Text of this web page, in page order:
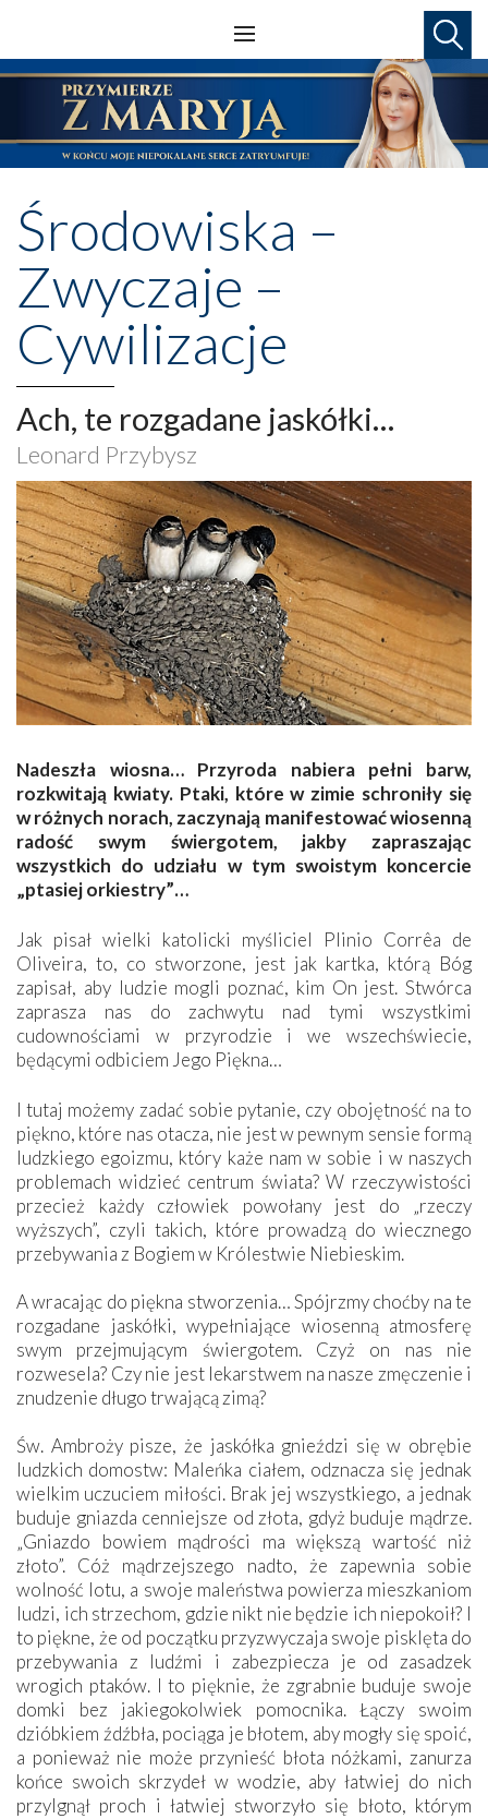
Środowiska –
Zwyczaje –
Cywilizacje
Ach, te rozgadane jaskółki…
Leonard Przybysz
Nadeszła wiosna… Przyroda nabiera pełni barw,
rozkwitają kwiaty. Ptaki, które w zimie schroniły się
w różnych norach, zaczynają manifestować wiosenną
radość swym świergotem, jakby zapraszając
wszystkich do udziału w tym swoistym koncercie
„ptasiej orkiestry”…
Jak pisał wielki katolicki myśliciel Plinio Corrêa de
Oliveira, to, co stworzone, jest jak kartka, którą Bóg
zapisał, aby ludzie mogli poznać, kim On jest. Stwórca
zaprasza nas do zachwytu nad tymi wszystkimi
cudownościami w przyrodzie i we wszechświecie,
będącymi odbiciem Jego Piękna…
I tutaj możemy zadać sobie pytanie, czy obojętność na to
piękno, które nas otacza, nie jest w pewnym sensie formą
ludzkiego egoizmu, który każe nam w sobie i w naszych
problemach widzieć centrum świata? W rzeczywistości
przecież każdy człowiek powołany jest do „rzeczy
wyższych”, czyli takich, które prowadzą do wiecznego
przebywania z Bogiem w Królestwie Niebieskim.
A wracając do piękna stworzenia… Spójrzmy choćby na te
rozgadane jaskółki, wypełniające wiosenną atmosferę
swym przejmującym świergotem. Czyż on nas nie
rozwesela? Czy nie jest lekarstwem na nasze zmęczenie i
znudzenie długo trwającą zimą?
Św. Ambroży pisze, że jaskółka gnieździ się w obrębie
ludzkich domostw: Maleńka ciałem, odznacza się jednak
wielkim uczuciem miłości. Brak jej wszystkiego, a jednak
buduje gniazda cenniejsze od złota, gdyż buduje mądrze.
„Gniazdo bowiem mądrości ma większą wartość niż
złoto”. Cóż mądrzejszego nadto, że zapewnia sobie
wolność lotu, a swoje maleństwa powierza mieszkaniom
ludzi, ich strzechom, gdzie nikt nie będzie ich niepokoił? I
to piękne, że od początku przyzwyczaja swoje pisklęta do
przebywania z ludźmi i zabezpiecza je od zasadzek
wrogich ptaków. I to pięknie, że zgrabnie buduje swoje
domki bez jakiegokolwiek pomocnika. Łączy swoim
dzióbkiem źdźbła, pociąga je błotem, aby mogły się spoić,
a ponieważ nie może przynieść błota nóżkami, zanurza
końce swoich skrzydeł w wodzie, aby łatwiej do nich
przylgnął proch i łatwiej stworzyło się błoto, którym